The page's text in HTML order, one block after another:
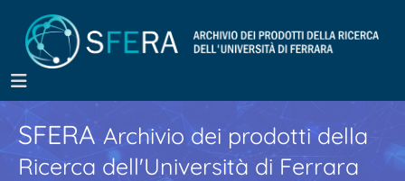
SFERA Archivio dei prodotti della
Ricerca dell'Università di Ferrara